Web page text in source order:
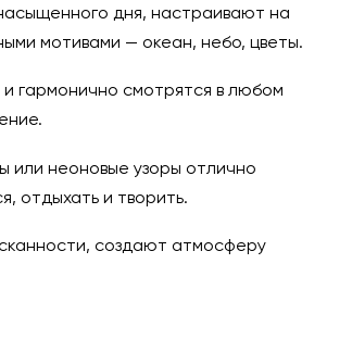
дня, настраивают на
мотивами — океан, небо, цветы.
гармонично смотрятся в любом
или неоновые узоры отлично
отдыхать и творить.
создают атмосферу